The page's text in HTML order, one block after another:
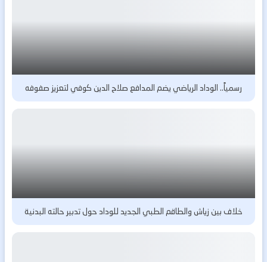
رسمياً.. الوداد الرياضي يضم المدافع صلاح الدين كوفي لتعزيز صفوفه
خلاف بين زياش والطاقم الطبي الجديد للوداد حول تدبير حالته البدنية